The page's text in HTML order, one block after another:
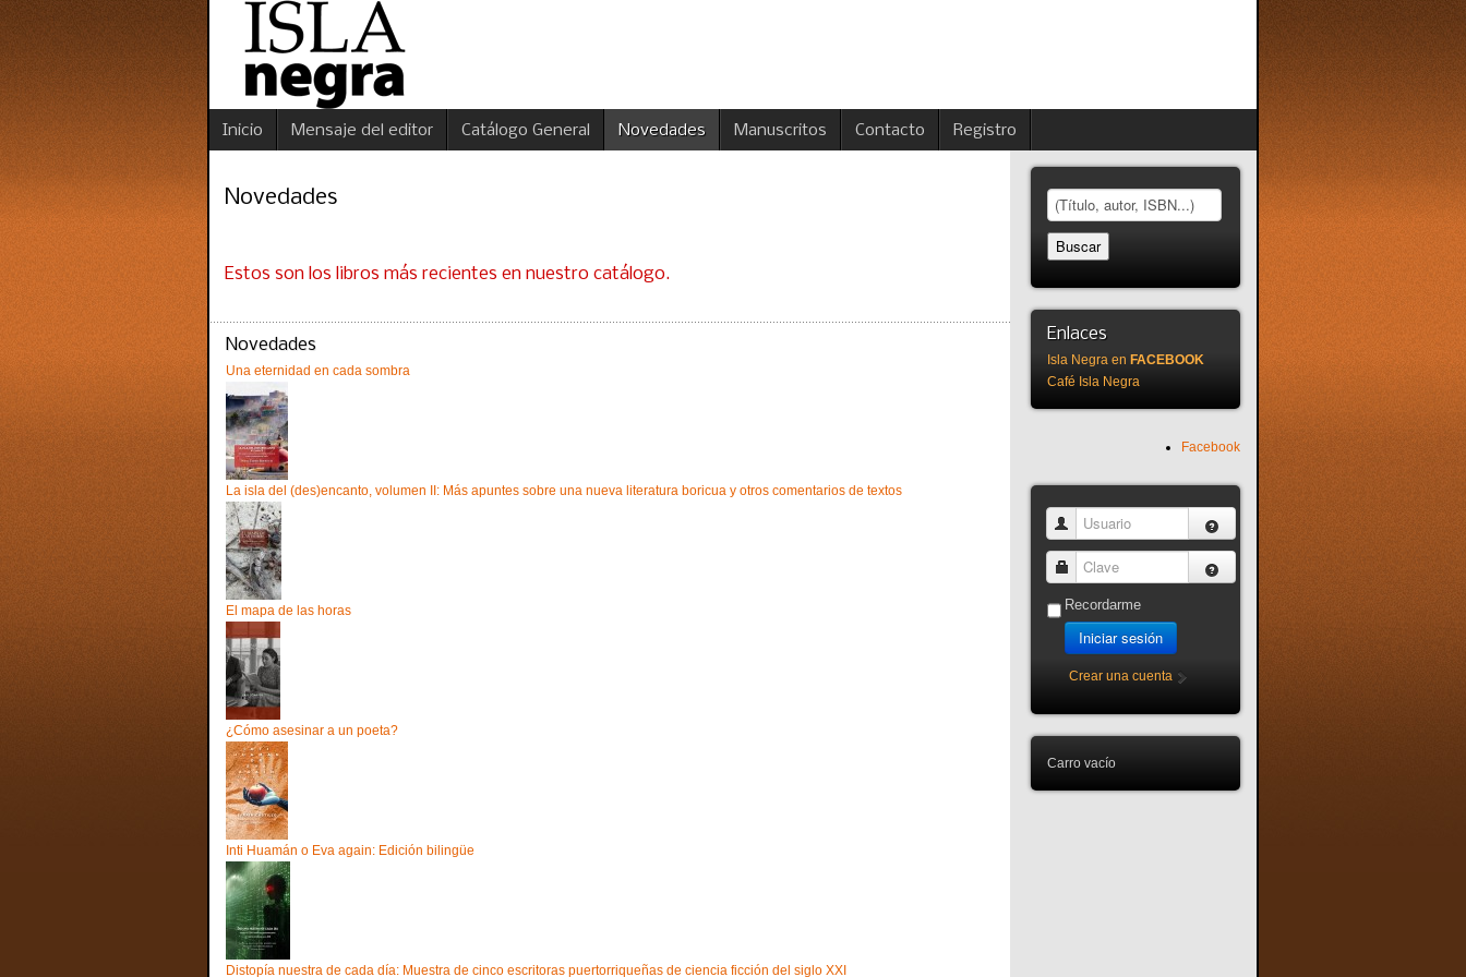
Inicio Mensaje del editor Catálogo General Novedades Manuscritos Contacto Registro
Novedades
Estos son los libros más recientes en nuestro catálogo.
Novedades
Una eternidad en cada sombra
La isla del (des)encanto, volumen II: Más apuntes sobre una nueva literatura boricua y otros comentarios de textos
El mapa de las horas
¿Cómo asesinar a un poeta?
Inti Huamán o Eva again: Edición bilingüe
Distopía nuestra de cada día: Muestra de cinco escritoras puertorriqueñas de ciencia ficción del siglo XXI
Enlaces
Isla Negra en FACEBOOK
Café Isla Negra
Facebook
Usuario
Clave
Recordarme
Iniciar sesión
Crear una cuenta
Carro vacío